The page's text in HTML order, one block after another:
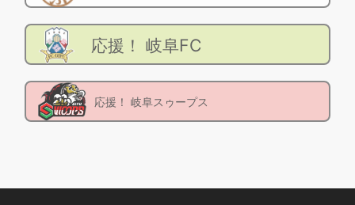
応援！ 岐阜FC
応援！ 岐阜スゥープス